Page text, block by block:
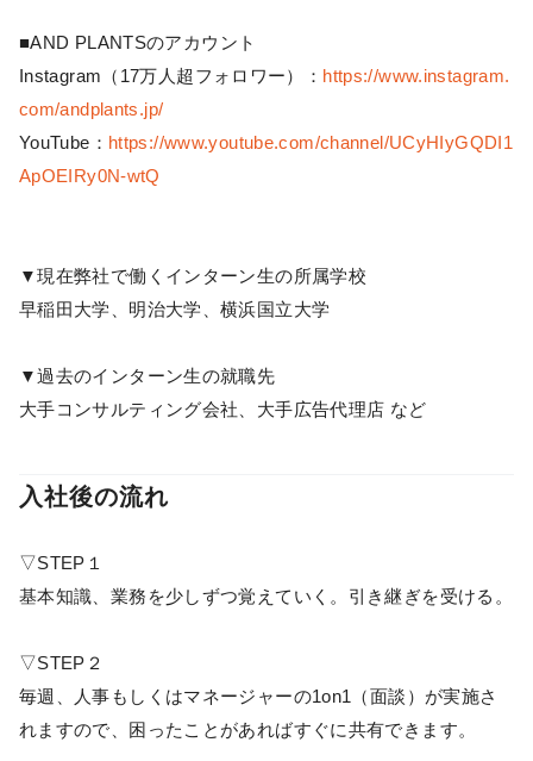
■AND PLANTSのアカウント
Instagram（17万人超フォロワー）： https://www.instagram.
com/andplants.jp/
YouTube： https://www.youtube.com/channel/UCyHIyGQDI1
ApOEIRy0N-wtQ
▼現在弊社で働くインターン生の所属学校
早稲田大学、明治大学、横浜国立大学
▼過去のインターン生の就職先
大手コンサルティング会社、大手広告代理店 など
入社後の流れ
▽STEP１
基本知識、業務を少しずつ覚えていく。引き継ぎを受ける。
▽STEP２
毎週、人事もしくはマネージャーの1on1（面談）が実施さ
れますので、困ったことがあればすぐに共有できます。